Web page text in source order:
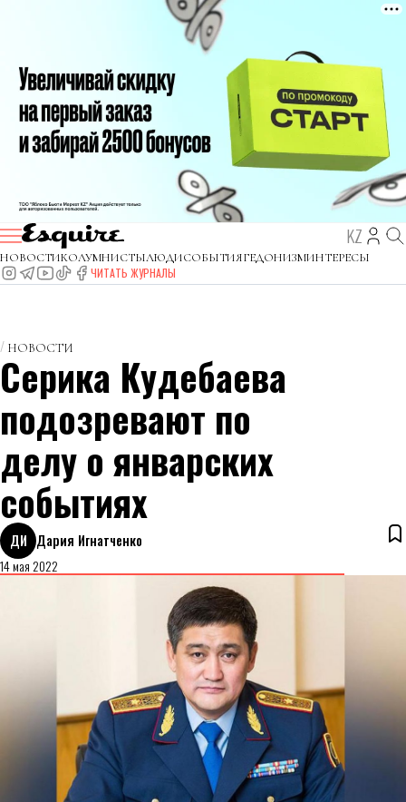
KZ
НОВОСТИКОЛУМНИСТЫЛЮДИСОБЫТИЯГЕДОНИЗМИНТЕРЕСЫ
ЧИТАТЬ ЖУРНАЛЫ
НОВОСТИ
Серика Кудебаева
подозревают по
делу о январских
событиях
ДИ Дария Игнатченко
14 мая 2022